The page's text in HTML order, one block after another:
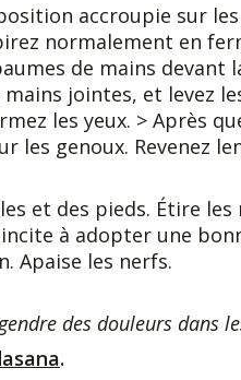
accroupie sur
normalement en
de mains
jointes, et levez
les yeux. > Après
les genoux. Revenez
et des pieds. Étire
à adopter une
Apaise les nerfs.
des douleurs dans
.